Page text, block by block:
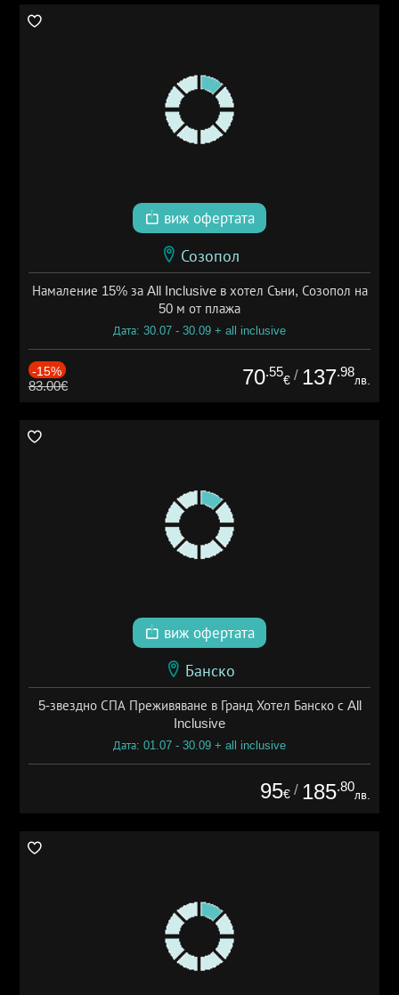
виж офертата
Созопол
Намаление 15% за All Inclusive в хотел Съни, Созопол на
50 м от плажа
Дата: 30.07 - 30.09 + all inclusive
-15%
83.00€ 70.55
€ / 137.98
лв.
виж офертата
Банско
5-звездно СПА Преживяване в Гранд Хотел Банско с All
Inclusive
Дата: 01.07 - 30.09 + all inclusive
95€ / 185.80
лв.